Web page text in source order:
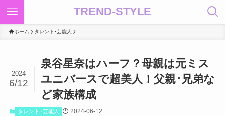
TREND-STYLE
ホーム タレント･芸能人
泉谷星奈はハーフ？母親は元ミス
ユニバースで超美人！父親･兄弟な
ど家族構成
2024
6/12
タレント･芸能人 2024-06-12